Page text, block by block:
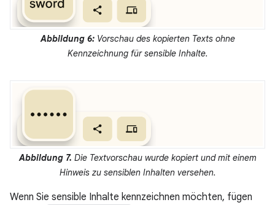
Abbildung 6:Vorschau des kopierten Texts ohne
Kennzeichnung für sensible Inhalte.
Abbildung 7. Die Textvorschau wurde kopiert und mit einem
Hinweis zu sensiblen Inhalten versehen.
Wenn Sie sensible Inhalte kennzeichnen möchten, fügen